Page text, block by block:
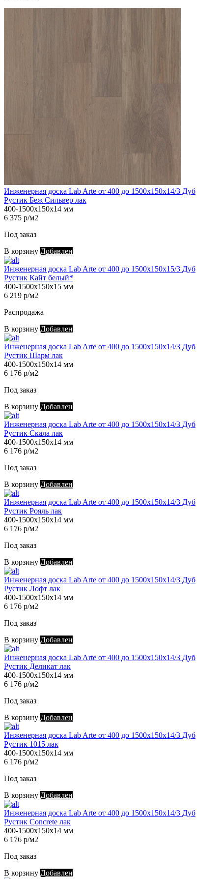
Инженерная доска Lab Arte от 400 до 1500х150х14/3 Дуб
Рустик Беж Сильвер лак
400-1500х150х14 мм
6 375 р/м2
Под заказ
В корзину Добавлен
Инженерная доска Lab Arte от 400 до 1500х150х15/3 Дуб
Рустик Кайт белый*
400-1500х150х15 мм
6 219 р/м2
Распродажа
В корзину Добавлен
Инженерная доска Lab Arte от 400 до 1500х150х14/3 Дуб
Рустик Шарм лак
400-1500х150х14 мм
6 176 р/м2
Под заказ
В корзину Добавлен
Инженерная доска Lab Arte от 400 до 1500х150х14/3 Дуб
Рустик Скала лак
400-1500х150х14 мм
6 176 р/м2
Под заказ
В корзину Добавлен
Инженерная доска Lab Arte от 400 до 1500х150х14/3 Дуб
Рустик Рояль лак
400-1500х150х14 мм
6 176 р/м2
Под заказ
В корзину Добавлен
Инженерная доска Lab Arte от 400 до 1500х150х14/3 Дуб
Рустик Лофт лак
400-1500х150х14 мм
6 176 р/м2
Под заказ
В корзину Добавлен
Инженерная доска Lab Arte от 400 до 1500х150х14/3 Дуб
Рустик Деликат лак
400-1500х150х14 мм
6 176 р/м2
Под заказ
В корзину Добавлен
Инженерная доска Lab Arte от 400 до 1500х150х14/3 Дуб
Рустик 1015 лак
400-1500х150х14 мм
6 176 р/м2
Под заказ
В корзину Добавлен
Инженерная доска Lab Arte от 400 до 1500х150х14/3 Дуб
Рустик Concrete лак
400-1500х150х14 мм
6 176 р/м2
Под заказ
В корзину Добавлен